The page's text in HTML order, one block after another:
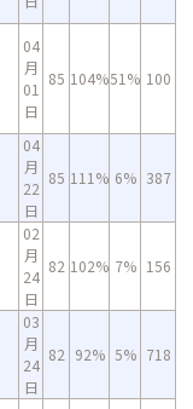
04
月
01
日
85 104%51% 100
04
月
22
日
85 111% 6% 387
02
月
24
日
82 102% 7% 156
03
月
24
日
82 92% 5% 718